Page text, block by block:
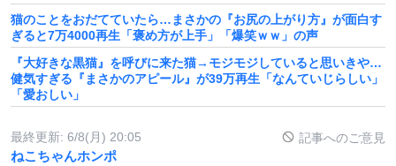
猫のことをおだてていたら…まさかの『お尻の上がり方』が面白す
ぎると7万4000再生「褒め方が上手」「爆笑ｗｗ」の声
『大好きな黒猫』を呼びに来た猫→モジモジしていると思いきや…
健気すぎる『まさかのアピール』が39万再生「なんていじらしい」
「愛おしい」
最終更新: 6/8(月) 20:05 記事へのご意見
ねこちゃんホンポ